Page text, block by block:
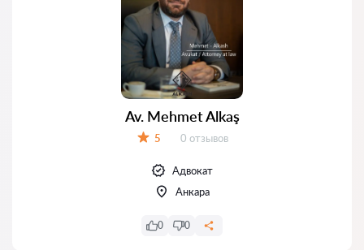
Av. Mehmet Alkaş
5 Отзывов:
0 отзывов
Адвокат
Анкара
0 0